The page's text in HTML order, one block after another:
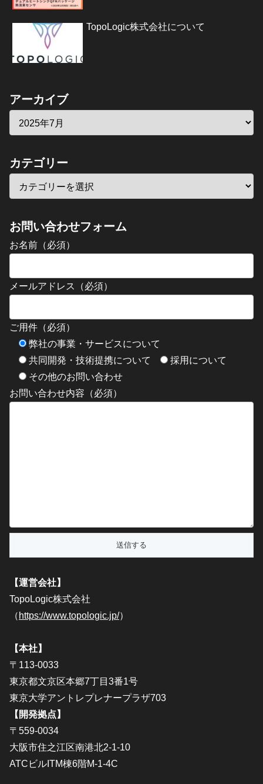
TopoLogic株式会社について
アーカイブ
カテゴリー
お問い合わせフォーム
お名前（必須）
メールアドレス（必須）
ご用件（必須）
弊社の事業・サービスについて
共同開発・技術提携について
採用について
その他のお問い合わせ
お問い合わせ内容（必須）
【運営会社】
TopoLogic株式会社
（ https://www.topologic.jp/）
【本社】
〒113-0033
東京都文京区本郷7丁目3番1号
東京大学アントレプレナープラザ703
【開発拠点】
〒559-0034
大阪市住之江区南港北2-1-10
ATCビルITM棟6階M-1-4C